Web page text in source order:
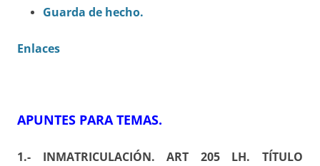
Guarda de hecho.
Enlaces
APUNTES PARA TEMAS.
1.- INMATRICULACIÓN. ART 205 LH. TÍTULO